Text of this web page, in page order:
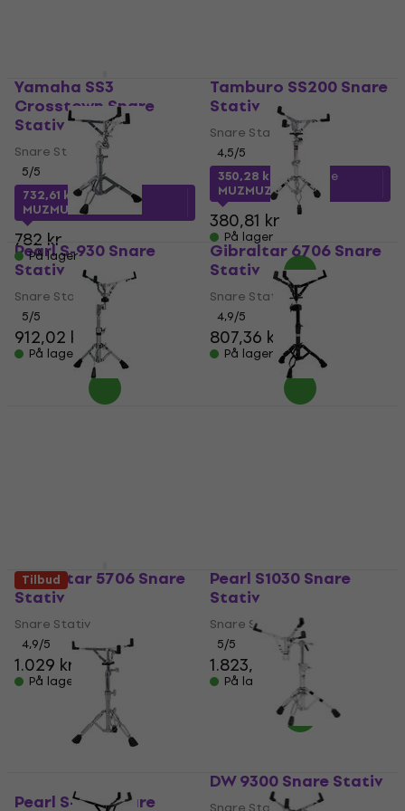
Yamaha SS3
Crosstown Snare
Stativ
Snare Stativ
5/5
732,61 krmed kode
MUZMUZ-5
782 kr
På lager
Tamburo SS200 Snare
Stativ
Snare Stativ
4,5/5
350,28 kr
med kode
MUZMUZ-5
380,81 kr
På lager
Pearl S-930 Snare
Stativ
Snare Stativ
5/5
912,02 kr
På lager
Gibraltar 6706 Snare
Stativ
Snare Stativ
4,9/5
807,36 kr
På lager
Gibraltar 5706 Snare
Stativ
Snare Stativ
4,9/5
1.029 kr
På lager
Pearl S1030 Snare
Stativ
Snare Stativ
5/5
1.823,85 kr
På lager
Tilbud
Pearl S-830 Snare
DW 9300 Snare Stativ